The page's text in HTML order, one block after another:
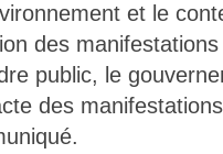
et le
des
public, le
des